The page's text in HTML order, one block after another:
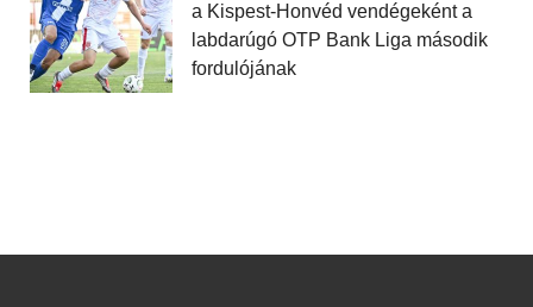
a Kispest-Honvéd vendégeként a
labdarúgó OTP Bank Liga második
fordulójának